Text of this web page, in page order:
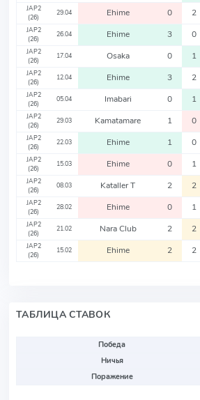
JAP2
(26)
29.04 Ehime 0 2
JAP2
(26)
26.04 Ehime 3 0
JAP2
(26)
17.04 Osaka 0 1
JAP2
(26)
12.04 Ehime 3 2
JAP2
(26)
05.04 Imabari 0 1
JAP2
(26)
29.03 Kamatamare 1 0
JAP2
(26)
22.03 Ehime 1 0
JAP2
(26)
15.03 Ehime 0 1
JAP2
(26)
08.03 Kataller T 2 2
JAP2
(26)
28.02 Ehime 0 1
JAP2
(26)
21.02 Nara Club 2 2
JAP2
(26)
15.02 Ehime 2 2
ТАБЛИЦА СТАВОК
Победа
Ничья
Поражение